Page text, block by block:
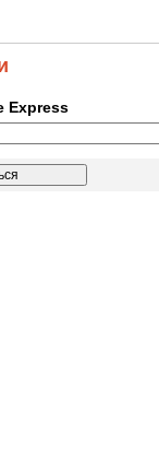
Express